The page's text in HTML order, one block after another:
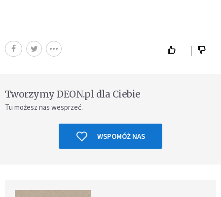
Tworzymy DEON.pl dla Ciebie
Tu możesz nas wesprzeć.
WSPOMÓŻ NAS